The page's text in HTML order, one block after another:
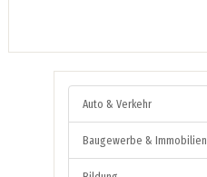
Auto & Verkehr
Baugewerbe & Immobilien